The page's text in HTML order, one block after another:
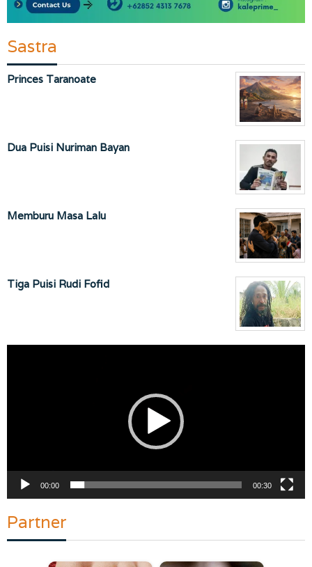
Sastra
Princes Taranoate
Dua Puisi Nuriman Bayan
Memburu Masa Lalu
Tiga Puisi Rudi Fofid
00:00 00:30
Partner